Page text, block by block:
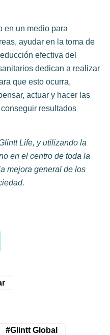
en un medio para
ayudar en la toma de
efectiva del
dedican a realizar
que esto ocurra,
actuar y hacer las
resultados
Life, y utilizando la
en el centro de toda la
mejora general de los
#Glintt Global